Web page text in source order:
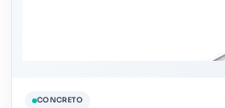
CONCRETO